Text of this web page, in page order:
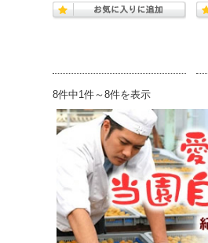
8件中1件～8件を表示